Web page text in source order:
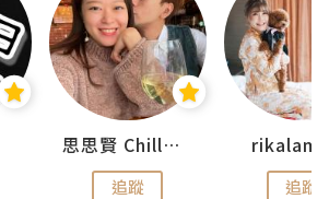
思思賢 ChillMyBabe
追蹤 追蹤